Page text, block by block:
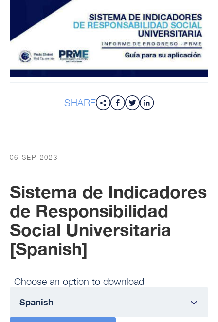
SHARE
06 SEP 2023
Sistema de Indicadores
de Responsibilidad
Social Universitaria
[Spanish]
Choose an option to download